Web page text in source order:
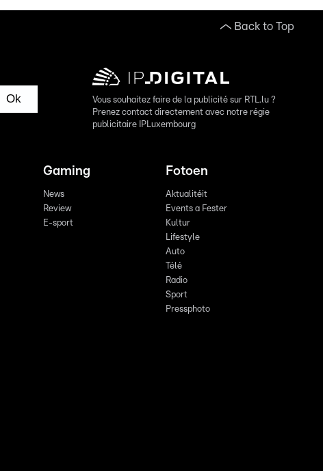
Back to Top
Ok
Vous souhaitez faire de la publicité sur RTL.lu ?
Prenez contact directement avec notre régie
publicitaire IPLuxembourg
Gaming
News
Review
E-sport
Fotoen
Aktualitéit
Events a Fester
Kultur
Lifestyle
Auto
Télé
Radio
Sport
Pressphoto